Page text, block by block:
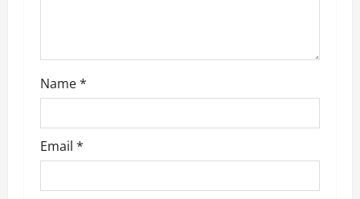
n
Name*
Email *